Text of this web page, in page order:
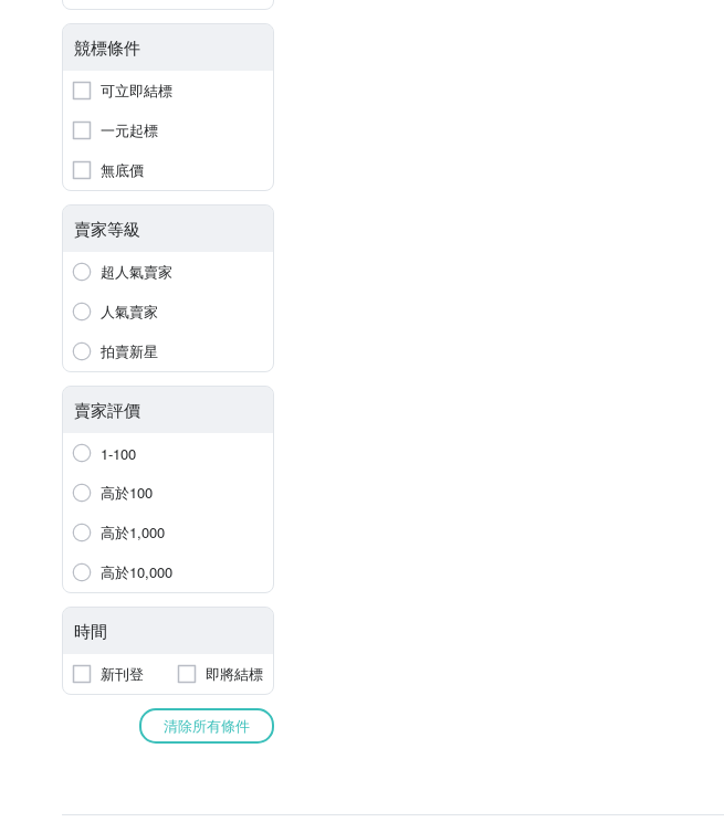
競標條件
可立即結標
一元起標
無底價
賣家等級
超人氣賣家
人氣賣家
拍賣新星
賣家評價
1-100
高於100
高於1,000
高於10,000
時間
新刊登 即將結標
清除所有條件